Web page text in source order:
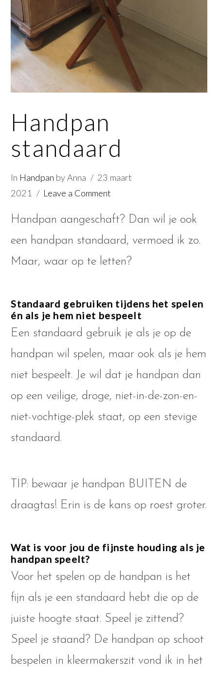
Handpan
standaard
In Handpan by Anna
23 maart
2021
Leave a Comment
Handpan aangeschaft? Dan wil je ook
een handpan standaard, vermoed ik zo.
Maar, waar op te letten?
Standaard gebruiken tijdens het spelen
én als je hem niet bespeelt
Een standaard gebruik je als je op de
handpan wil spelen, maar ook als je hem
niet bespeelt. Je wil dat je handpan dan
op een veilige, droge, niet-in-de-zon-en-
niet-vochtige-plek staat, op een stevige
standaard.
TIP: bewaar je handpan BUITEN de
draagtas! Erin is de kans op roest groter.
Wat is voor jou de fijnste houding als je
handpan speelt?
Voor het spelen op de handpan is het
fijn als je een standaard hebt die op de
juiste hoogte staat. Speel je zittend?
Speel je staand? De handpan op schoot
bespelen in kleermakerszit vond ik in het